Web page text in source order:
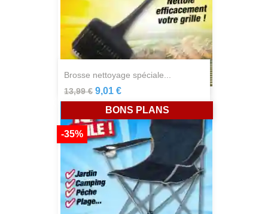
brosse nettoyage spéciale...
13,99 € 9,01 €
-35%
BONS PLANS